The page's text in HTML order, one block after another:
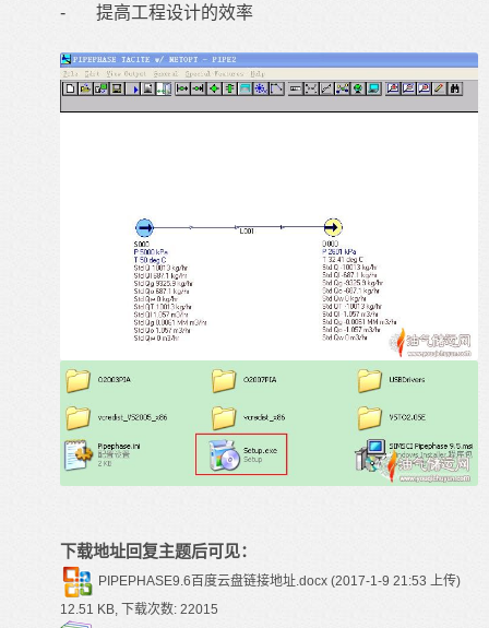
-
提高工程设计的效率
下载地址回复主题后可见：
PIPEPHASE9.6百度云盘链接地址.docx (2017-1-9 21:53 上传)
12.51 KB, 下载次数: 22015